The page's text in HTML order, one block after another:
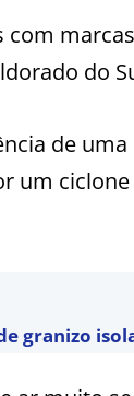
do
de
um
granizo